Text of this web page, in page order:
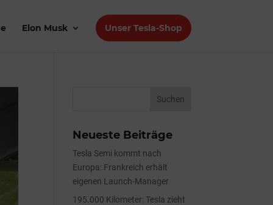
Elon Musk Unser Tesla-Shop
Neueste Beiträge
Tesla Semi kommt nach
Europa: Frankreich erhält
eigenen Launch-Manager
195.000 Kilometer: Tesla zieht